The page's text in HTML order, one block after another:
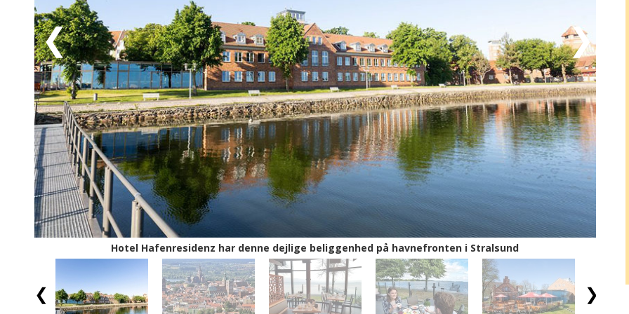
vendernes ældgamle borg anlagt på en næsten lodret skrænt over havet. Besøg den 117 meter høje
kridtklint Königsstuhl, der er en af Tysklands mest besøgte attraktioner. Eller gys over et andet af
fortidens imponerende bygningsværker; Koloss Von Prora (40 km) – nazisternes 4,5 km lange badehotel i
beton, der i dag står som et tyst men gigantisk, mislykket vidne om Hitlers storhedsvanvid.
Mecklenburg-Vorpommern har endnu mere at byde på langs sin 1.700 km lange kystlinje: Fra havnen i
Stralsund kan I drage på dagsudflugt til den bilfri ø, Hiddensee, som er fyldt med gallerier og cafeer – i
1900-tallet var øen nemlig samlingssted for intellektuelle og kunstnere. I kan besøge Vineta, Nordens
Atlantis, som efter sigende skulle ligge, hvor byen Barth i dag er (33 km). Er I til wellness, ligger
Nordtysklands største badeland HanseDom ved Stralsund (5 km) - og er det golf, der trækker, er der gode
muligheder for at få græs under skoene i golfsæsonen på Golfpark Strelasund (30 km).
Stralsund og Rügen er et møde med hansestadsromantik, historie, hav og høj himmel, når det er allermest
forfriskende. Rigtig god miniferie!
Hotel Hafenresidenz har denne dejlige beliggenhed på havnefronten i Stralsund